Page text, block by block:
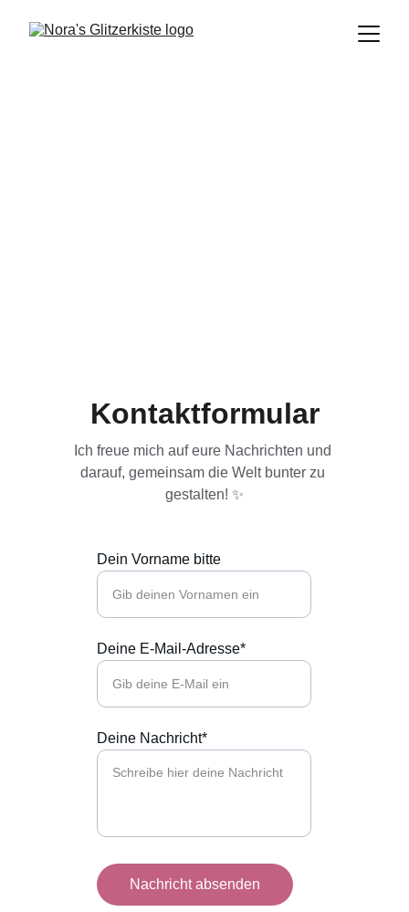
Kontaktformular
Dein Vorname bitte
Deine E-Mail-Adresse*
Deine Nachricht*
Nachricht absenden
Ich freue mich auf eure Nachrichten und
darauf, gemeinsam die Welt bunter zu
gestalten! ✨